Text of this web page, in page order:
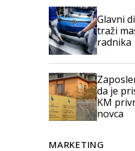
Glavni
traži
radnika
da je
KM
novca
MARKETING